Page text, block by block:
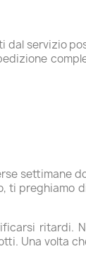
servizio
settimane
ti preghiamo
ritardi.
Una volta